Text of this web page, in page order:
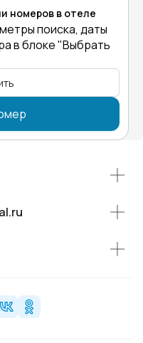
номеров в отеле
поиска, даты
в блоке "Выбрать